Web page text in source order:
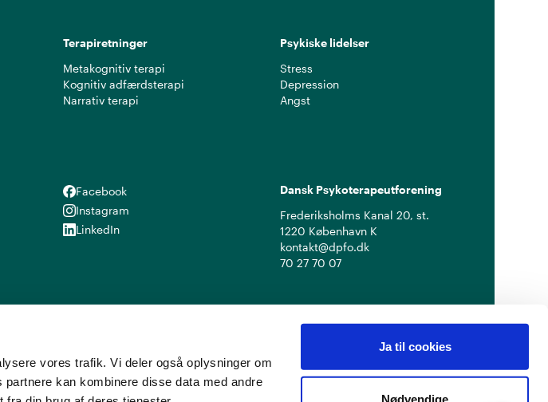
vores trafik. Vi deler også oplysninger om
kan kombinere disse data med andre
Ja til cookies
Nødvendige
Terapiretninger
Metakognitiv terapi
Kognitiv adfærdsterapi
Narrativ terapi
Psykiske lidelser
Stress
Depression
Angst
Facebook
Facebook
Instagram
Instagram
LinkedIn
LinkedIn
Dansk Psykoterapeutforening
Frederiksholms Kanal 20, st.
1220 København K
kontakt@dpfo.dk
70 27 70 07